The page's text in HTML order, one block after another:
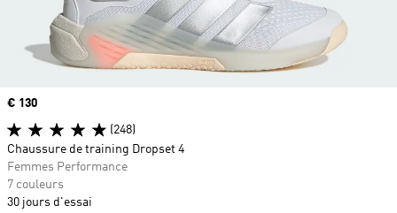
Prix
€ 130
(248)
Chaussure de training Dropset 4
Femmes Performance
7 couleurs
30 jours d'essai